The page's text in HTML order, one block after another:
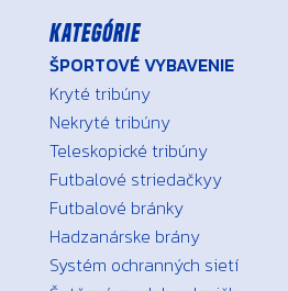
Kategórie
ŠPORTOVÉ VYBAVENIE
Kryté tribúny
Nekryté tribúny
Teleskopické tribúny
Futbalové striedačkyy
Futbalové bránky
Hadzanárske brány
Systém ochranných sietí